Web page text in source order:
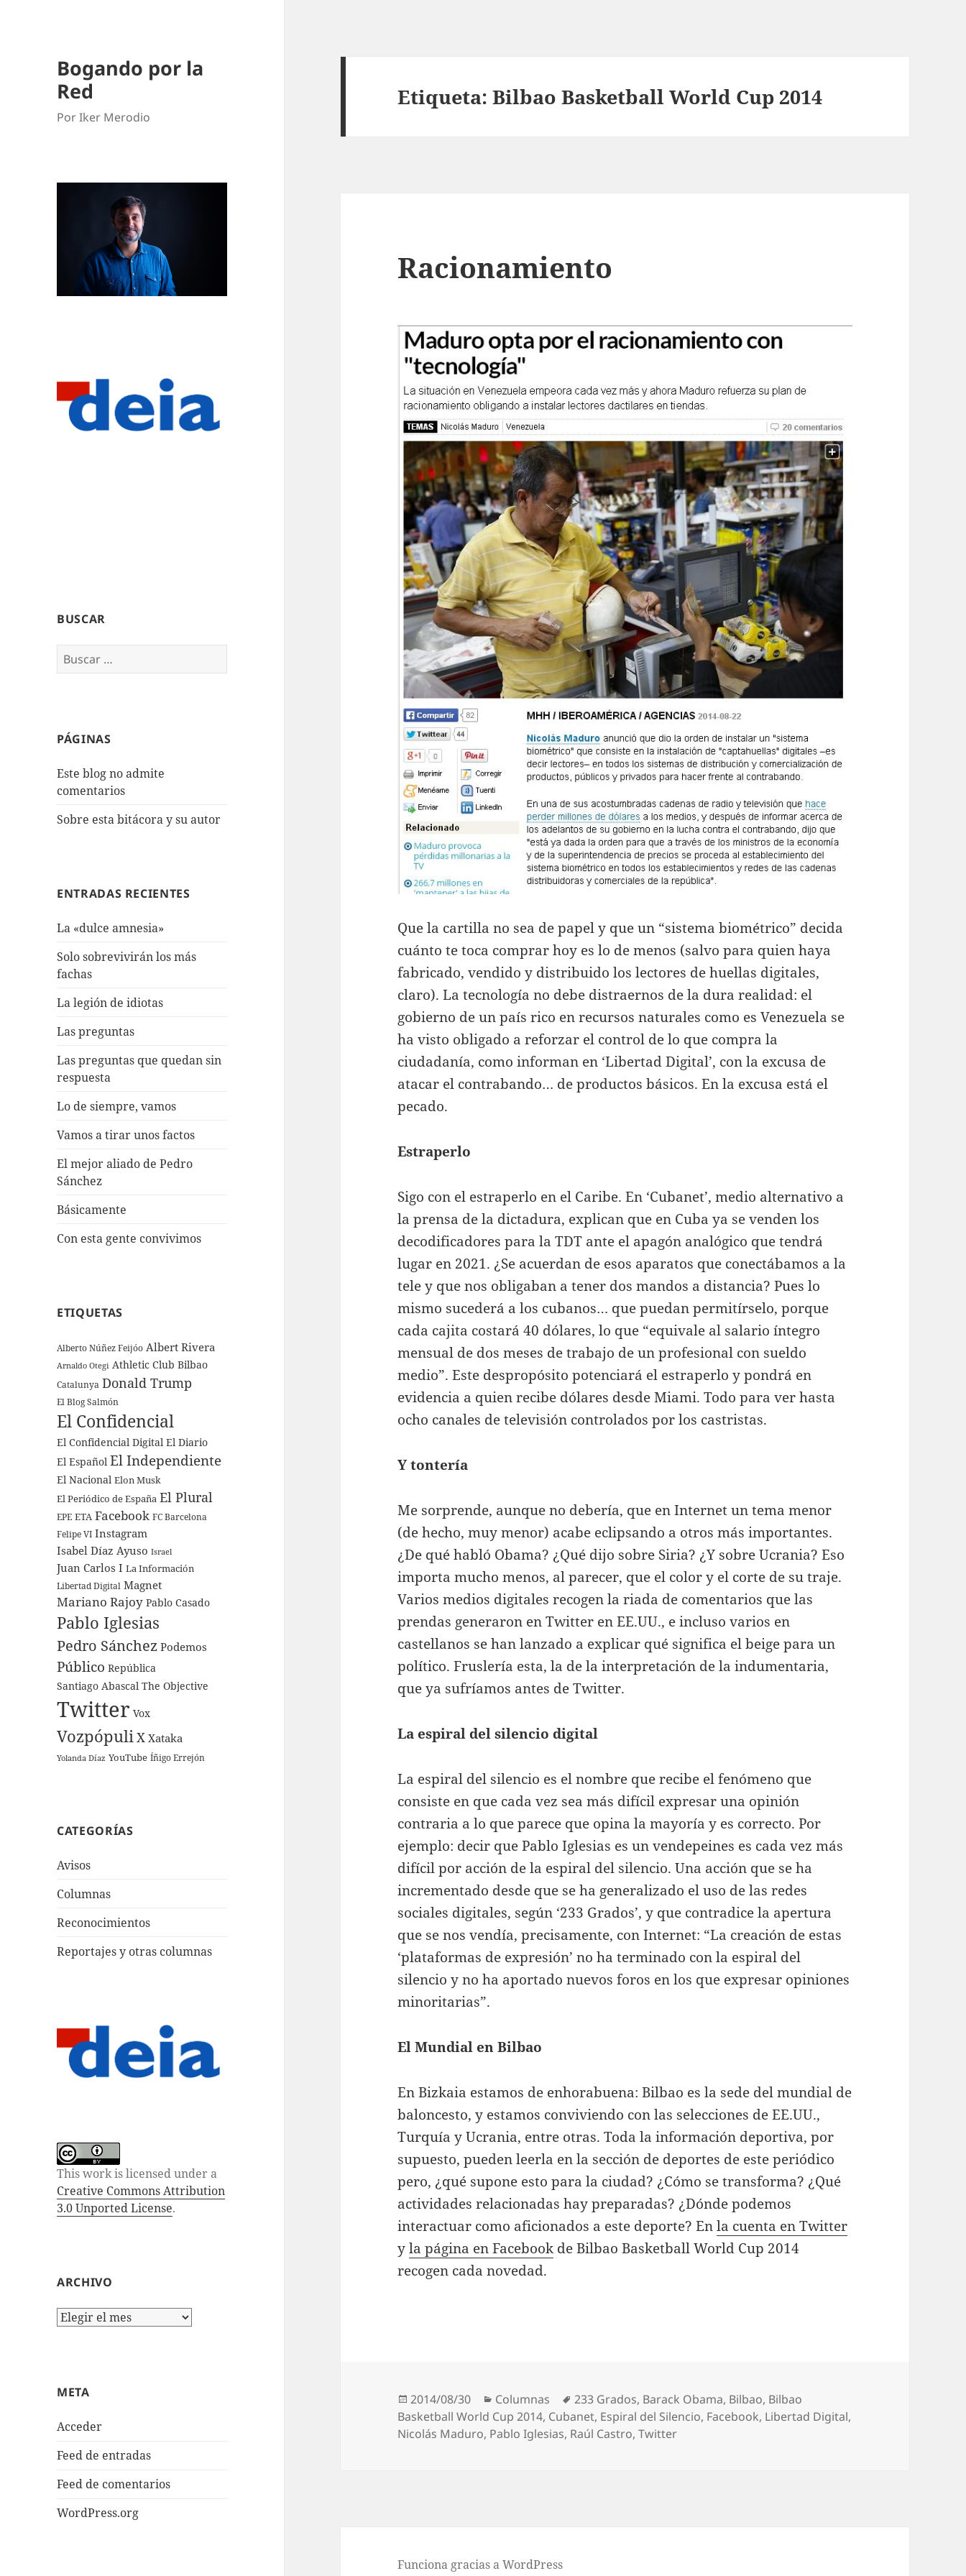
Bogando por la
Red
Por Iker Merodio
BUSCAR
Buscar:
PÁGINAS
Este blog no admite
comentarios
Sobre esta bitácora y su autor
ENTRADAS RECIENTES
La «dulce amnesia»
Solo sobrevivirán los más
fachas
La legión de idiotas
Las preguntas
Las preguntas que quedan sin
respuesta
Lo de siempre, vamos
Vamos a tirar unos factos
El mejor aliado de Pedro
Sánchez
Básicamente
Con esta gente convivimos
ETIQUETAS
Alberto Núñez Feijóo Albert Rivera
Arnaldo Otegi Athletic Club Bilbao
Catalunya Donald Trump
El Blog Salmón
El Confidencial
El Confidencial Digital El Diario
El Español El Independiente
El Nacional Elon Musk
El Periódico de España El Plural
EPE ETA Facebook FC Barcelona
Felipe VI Instagram
Isabel Díaz Ayuso Israel
Juan Carlos I La Información
Libertad Digital Magnet
Mariano Rajoy Pablo Casado
Pablo Iglesias
Pedro Sánchez Podemos
Público República
Santiago Abascal The Objective
Twitter Vox
Vozpópuli X Xataka
Yolanda Díaz YouTube Íñigo Errejón
CATEGORÍAS
Avisos
Columnas
Reconocimientos
Reportajes y otras columnas
This work is licensed under a
Creative Commons Attribution
3.0 Unported License.
ARCHIVO
Archivo
META
Acceder
Feed de entradas
Feed de comentarios
WordPress.org
Etiqueta:Bilbao Basketball World Cup 2014
Racionamiento
Que la cartilla no sea de papel y que un “sistema biométrico” decida
cuánto te toca comprar hoy es lo de menos (salvo para quien haya
fabricado, vendido y distribuido los lectores de huellas digitales,
claro). La tecnología no debe distraernos de la dura realidad: el
gobierno de un país rico en recursos naturales como es Venezuela se
ha visto obligado a reforzar el control de lo que compra la
ciudadanía, como informan en ‘Libertad Digital’, con la excusa de
atacar el contrabando… de productos básicos. En la excusa está el
pecado.
Estraperlo
Sigo con el estraperlo en el Caribe. En ‘Cubanet’, medio alternativo a
la prensa de la dictadura, explican que en Cuba ya se venden los
decodificadores para la TDT ante el apagón analógico que tendrá
lugar en 2021. ¿Se acuerdan de esos aparatos que conectábamos a la
tele y que nos obligaban a tener dos mandos a distancia? Pues lo
mismo sucederá a los cubanos… que puedan permitírselo, porque
cada cajita costará 40 dólares, lo que “equivale al salario íntegro
mensual de dos meses de trabajo de un profesional con sueldo
medio”. Este despropósito potenciará el estraperlo y pondrá en
evidencia a quien recibe dólares desde Miami. Todo para ver hasta
ocho canales de televisión controlados por los castristas.
Y tontería
Me sorprende, aunque no debería, que en Internet un tema menor
(de hecho, muy menor) acabe eclipsando a otros más importantes.
¿De qué habló Obama? ¿Qué dijo sobre Siria? ¿Y sobre Ucrania? Eso
importa mucho menos, al parecer, que el color y el corte de su traje.
Varios medios digitales recogen la riada de comentarios que las
prendas generaron en Twitter en EE.UU., e incluso varios en
castellanos se han lanzado a explicar qué significa el beige para un
político. Fruslería esta, la de la interpretación de la indumentaria,
que ya sufríamos antes de Twitter.
La espiral del silencio digital
La espiral del silencio es el nombre que recibe el fenómeno que
consiste en que cada vez sea más difícil expresar una opinión
contraria a lo que parece que opina la mayoría y es correcto. Por
ejemplo: decir que Pablo Iglesias es un vendepeines es cada vez más
difícil por acción de la espiral del silencio. Una acción que se ha
incrementado desde que se ha generalizado el uso de las redes
sociales digitales, según ‘233 Grados’, y que contradice la apertura
que se nos vendía, precisamente, con Internet: “La creación de estas
‘plataformas de expresión’ no ha terminado con la espiral del
silencio y no ha aportado nuevos foros en los que expresar opiniones
minoritarias”.
El Mundial en Bilbao
En Bizkaia estamos de enhorabuena: Bilbao es la sede del mundial de
baloncesto, y estamos conviviendo con las selecciones de EE.UU.,
Turquía y Ucrania, entre otras. Toda la información deportiva, por
supuesto, pueden leerla en la sección de deportes de este periódico
pero, ¿qué supone esto para la ciudad? ¿Cómo se transforma? ¿Qué
actividades relacionadas hay preparadas? ¿Dónde podemos
interactuar como aficionados a este deporte? Enla cuenta en Twitter
yla página en Facebook de Bilbao Basketball World Cup 2014
recogen cada novedad.
Publicado
el
2014/08/30 Categorías
Columnas Etiquetas
233 Grados, Barack Obama, Bilbao, Bilbao
Basketball World Cup 2014, Cubanet, Espiral del Silencio, Facebook, Libertad Digital,
Nicolás Maduro, Pablo Iglesias, Raúl Castro,Twitter
Funciona gracias a WordPress